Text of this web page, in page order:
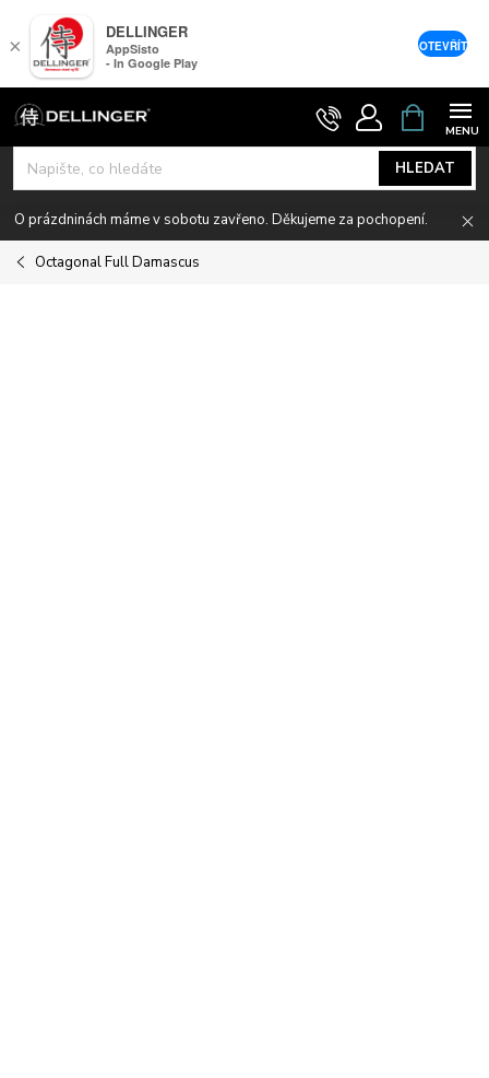
Přejít
na
obsah
HLEDAT
NÁKUPNÍ
KOŠÍK
O prázdninách máme v sobotu zavřeno. Děkujeme za pochopení.
Octagonal Full Damascus
×
DELLINGER
AppSisto
- In Google Play
OTEVŘÍT